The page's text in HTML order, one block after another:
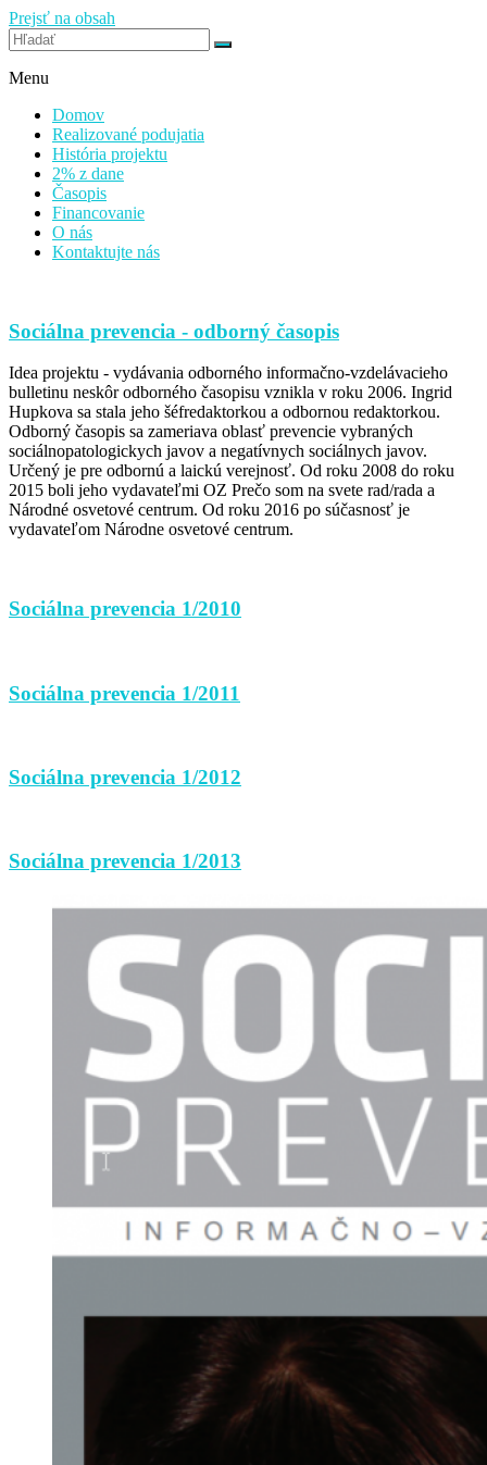
Prejsť na obsah
Stránky občianskeho združenia
Menu
Domov
Realizované podujatia
História projektu
2% z dane
Časopis
Financovanie
O nás
Kontaktujte nás
Sociálna prevencia - odborný časopis
Idea projektu - vydávania odborného informačno-vzdelávacieho
bulletinu neskôr odborného časopisu vznikla v roku 2006. Ingrid
Hupkova sa stala jeho šéfredaktorkou a odbornou redaktorkou.
Odborný časopis sa zameriava oblasť prevencie vybraných
sociálnopatologickych javov a negatívnych sociálnych javov.
Určený je pre odbornú a laickú verejnosť. Od roku 2008 do roku
2015 boli jeho vydavateľmi OZ Prečo som na svete rad/rada a
Národné osvetové centrum. Od roku 2016 po súčasnosť je
vydavateľom Národne osvetové centrum.
Sociálna prevencia 1/2010
Sociálna prevencia 1/2011
Sociálna prevencia 1/2012
Sociálna prevencia 1/2013